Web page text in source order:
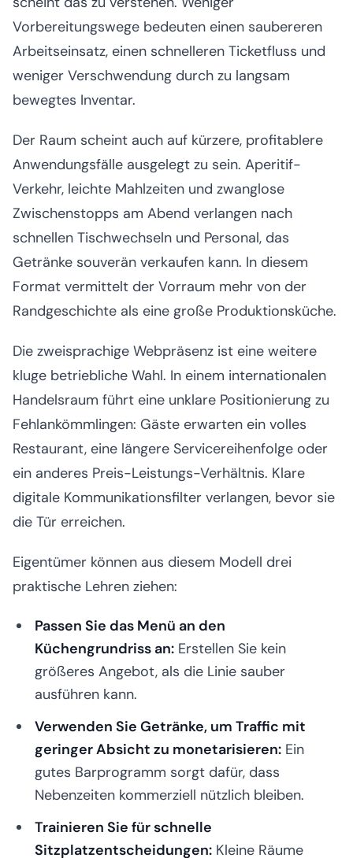
Vorbereitungswege bedeuten einen saubereren
Arbeitseinsatz, einen schnelleren Ticketfluss und
weniger Verschwendung durch zu langsam
bewegtes Inventar.
Der Raum scheint auch auf kürzere, profitablere
Anwendungsfälle ausgelegt zu sein. Aperitif-
Verkehr, leichte Mahlzeiten und zwanglose
Zwischenstopps am Abend verlangen nach
schnellen Tischwechseln und Personal, das
Getränke souverän verkaufen kann. In diesem
Format vermittelt der Vorraum mehr von der
Randgeschichte als eine große Produktionsküche.
Die zweisprachige Webpräsenz ist eine weitere
kluge betriebliche Wahl. In einem internationalen
Handelsraum führt eine unklare Positionierung zu
Fehlankömmlingen: Gäste erwarten ein volles
Restaurant, eine längere Servicereihenfolge oder
ein anderes Preis-Leistungs-Verhältnis. Klare
digitale Kommunikationsfilter verlangen, bevor sie
die Tür erreichen.
Eigentümer können aus diesem Modell drei
praktische Lehren ziehen:
Passen Sie das Menü an den
Küchengrundriss an: Erstellen Sie kein
größeres Angebot, als die Linie sauber
ausführen kann.
Verwenden Sie Getränke, um Traffic mit
geringer Absicht zu monetarisieren: Ein
gutes Barprogramm sorgt dafür, dass
Nebenzeiten kommerziell nützlich bleiben.
Trainieren Sie für schnelle
Sitzplatzentscheidungen: Kleine Räume